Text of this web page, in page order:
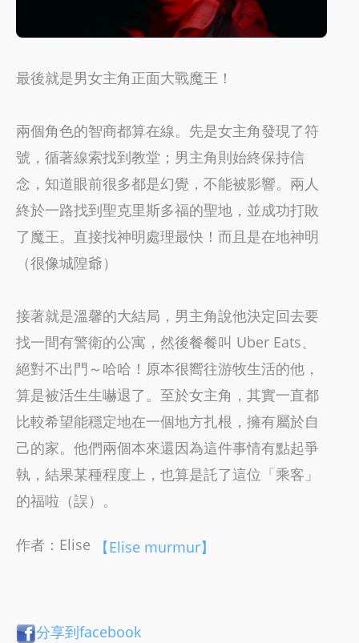
最後就是男女主角正面大戰魔王！
兩個角色的智商都算在線。先是女主角發現了符
號，循著線索找到教堂；男主角則始終保持信
念，知道眼前很多都是幻覺，不能被影響。兩人
終於一路找到聖克里斯多福的聖地，並成功打敗
了魔王。直接找神明處理最快！而且是在地神明
（很像城隍爺）
接著就是溫馨的大結局，男主角說他決定回去要
找一間有警衛的公寓，然後餐餐叫 Uber Eats、
絕對不出門～哈哈！原本很嚮往游牧生活的他，
算是被活生生嚇退了。至於女主角，其實一直都
比較希望能穩定地在一個地方扎根，擁有屬於自
己的家。他們兩個本來還因為這件事情有點起爭
執，結果某種程度上，也算是託了這位「乘客」
的福啦（誤）。
作者：Elise 【Elise murmur】
分享到facebook